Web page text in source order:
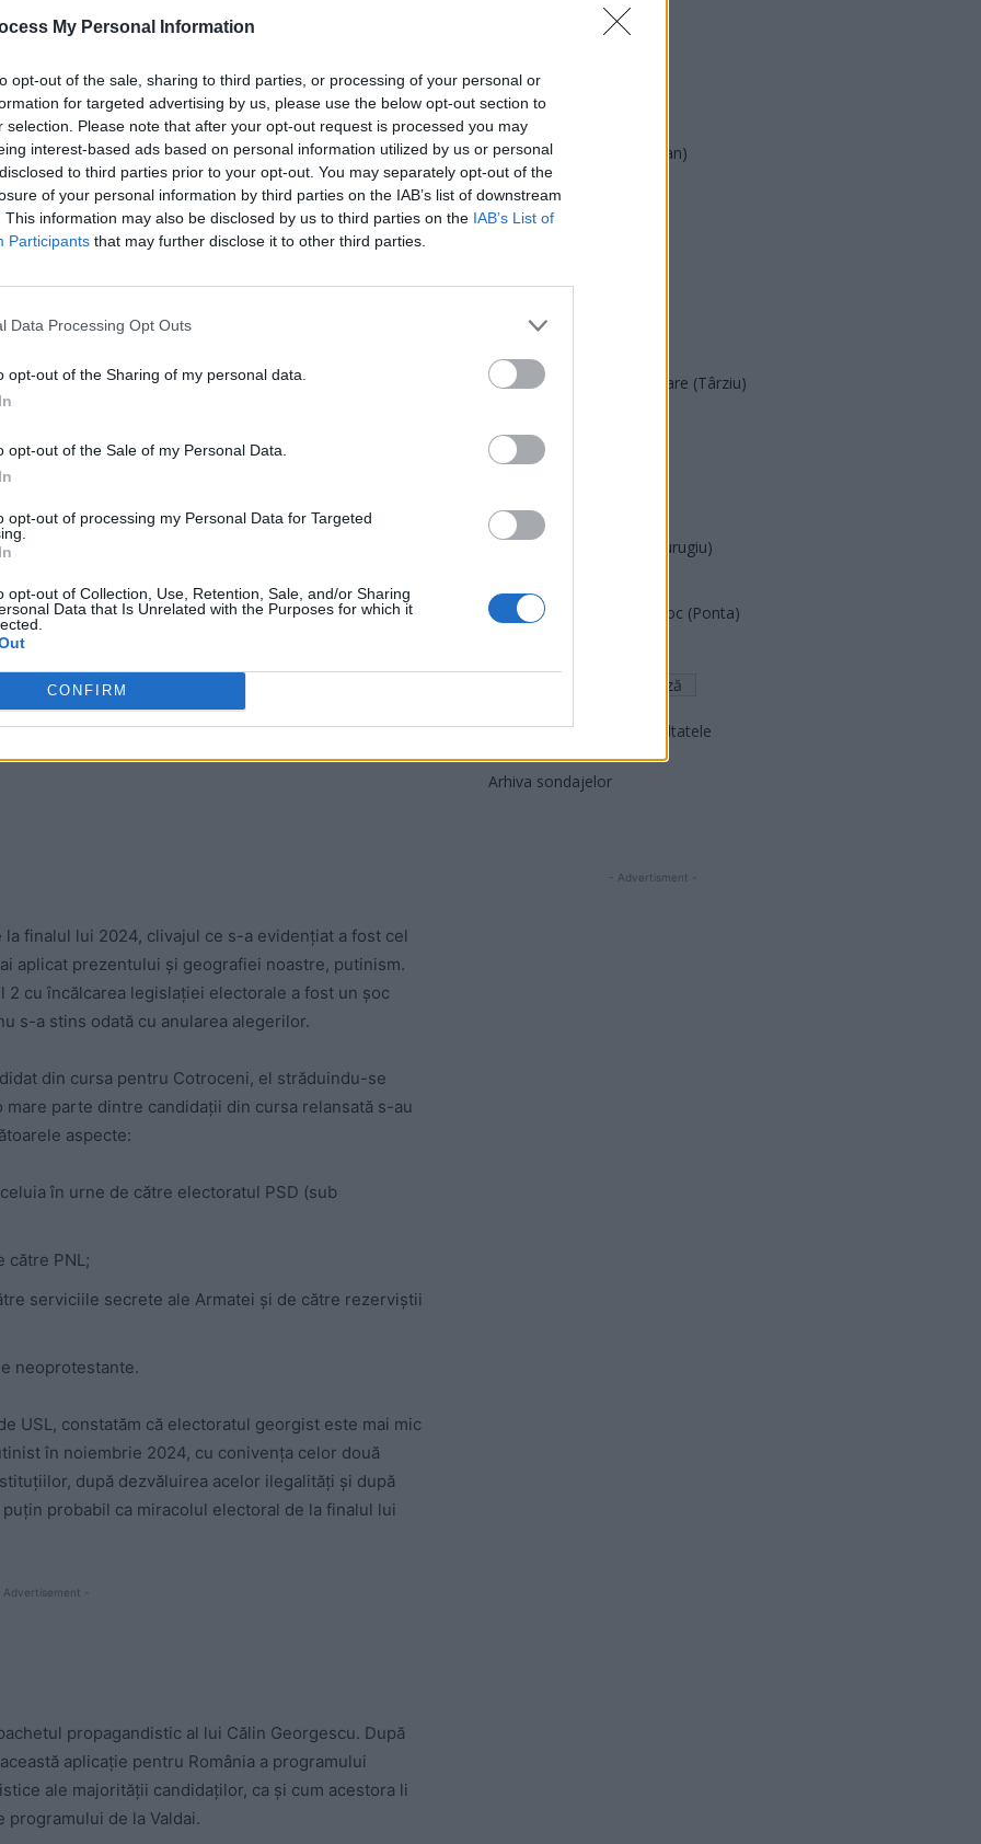
My Personal Information
opt-out of the sale, sharing to third parties, or processing of your personal or
for targeted advertising by us, please use the below opt-out section to
selection. Please note that after your opt-out request is processed you may
interest-based ads based on personal information utilized by us or personal
to third parties prior to your opt-out. You may separately opt-out of the
of your personal information by third parties on the IAB’s list of downstream
This information may also be disclosed by us to third parties on the IAB’s List of
Participants that may further disclose it to other third parties.
Data Processing Opt Outs
opt-out of the Sharing of my personal data.
opt-out of the Sale of my Personal Data.
opt-out of processing my Personal Data for Targeted
opt-out of Collection, Use, Retention, Sale, and/or Sharing
Data that Is Unrelated with the Purposes for which it
CONFIRM
a deveni criminal: fie pentru a-i duce la
variantă, fie pentru a duce la preluarea puterii
variantă, i se introdusese un cip și, din momentul
programat pentru a atinge scopul
desemnează omul politic abil la nivel discursiv,
imediat ce-și obține capitalul electoral să aplice
susținerea alegătorilor.
că este pro-european, că este pătruns de
din România, dar care, în fapt, este agentul
pachetului propagandistic prezentat de Putin într-o
– cu anti-occidentalism, cu anti-democratism ca
cu distanță față de războiul din Ucraina ș.a.m.d.
-
finalul lui 2024, clivajul ce s-a evidențiat a fost cel
aplicat prezentului și geografiei noastre, putinism.
cu încălcarea legislației electorale a fost un șoc
s-a stins odată cu anularea alegerilor.
din cursa pentru Cotroceni, el străduindu-se
parte dintre candidații din cursa relansată s-au
aspecte:
în urne de către electoratul PSD (sub
către PNL;
serviciile secrete ale Armatei și de către rezerviștii
neoprotestante.
USL, constatăm că electoratul georgist este mai mic
în noiembrie 2024, cu conivența celor două
după dezvăluirea acelor ilegalități și după
probabil ca miracolul electoral de la finalul lui
Advertisement -
propagandistic al lui Călin Georgescu. După
aplicație pentru România a programului
ale majorității candidaților, ca și cum acestora li
de la Valdai.
UDMR
PMP (Tomac)
Forța Dreptei (L. Orban)
REPER
SOS (Șoșoacă)
POT (Gavrilă)
Acțiunea Conservatoare (Târziu)
PUSL (D. Voiculescu)
PNCR (Terheș)
Partidul Patrioților (Surugiu)
România pe Primul Loc (Ponta)
Arată rezultatele
Arhiva sondajelor
- Advertisment -